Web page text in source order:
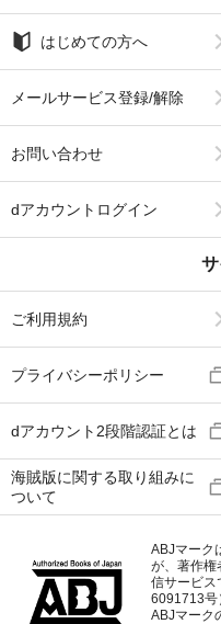
はじめての方へ
メールサービス登録/解除
お問い合わせ
dアカウントログイン
ご利用規約
プライバシーポリシー
dアカウント2段階認証とは
海賊版に関する取り組みに
ついて
ABJマーク
が、著作権
信サービス
6091713号
ABJマーク